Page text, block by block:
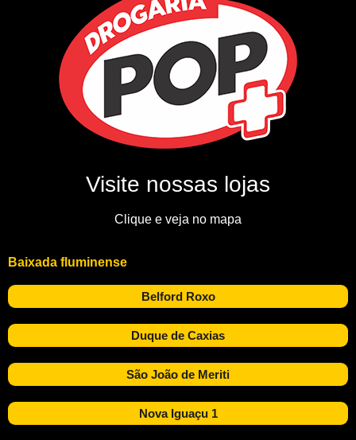
Visite nossas lojas
Clique e veja no mapa
Baixada fluminense
Belford Roxo
Duque de Caxias
São João de Meriti
Nova Iguaçu 1